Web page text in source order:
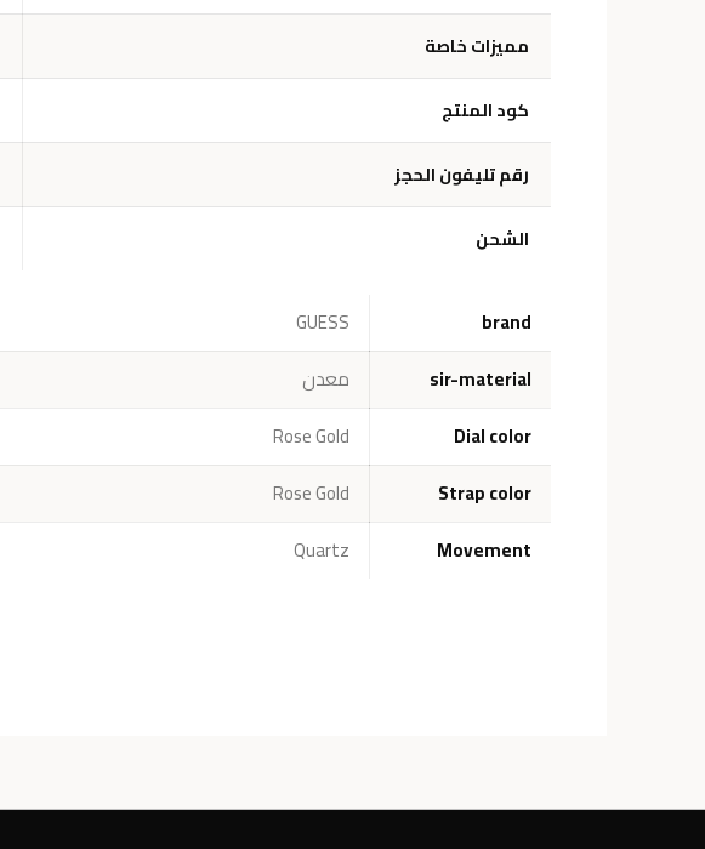
مميزات خاصة
كود المنتج
رقم تليفون الحجز
الشحن
brand
GUESS
sir-material
معدن
Dial color
Rose Gold
Strap color
Rose Gold
Movement
Quartz